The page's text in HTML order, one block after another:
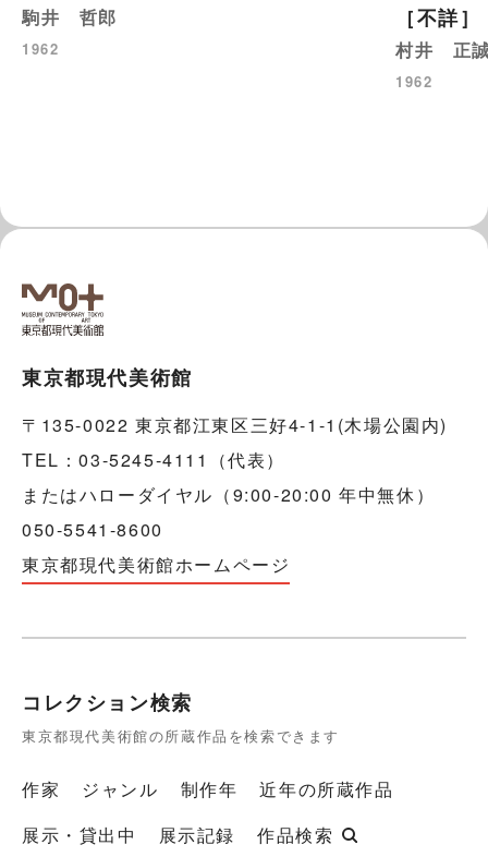
駒井 哲郎
1962
［不詳］
村井 正
1962
東京都現代美術館
〒135-0022 東京都江東区三好4-1-1(木場公園内)
TEL：03-5245-4111（代表）
またはハローダイヤル（9:00-20:00 年中無休）
050-5541-8600
東京都現代美術館ホームページ
コレクション検索
東京都現代美術館の所蔵作品を検索できます
作家 ジャンル 制作年
近年の所蔵作品
展示・貸出中
展示記録 作品検索